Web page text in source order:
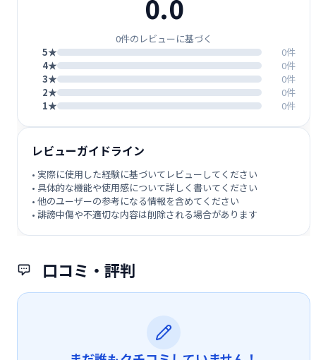
口コミ・評判
0.0
0件のレビューに基づく
5★
0件
4★
0件
3★
0件
2★
0件
1★
0件
レビューガイドライン
• 実際に使用した経験に基づいてレビューしてください
• 具体的な機能や使用感について詳しく書いてください
• 他のユーザーの参考になる情報を含めてください
• 誹謗中傷や不適切な内容は削除される場合があります